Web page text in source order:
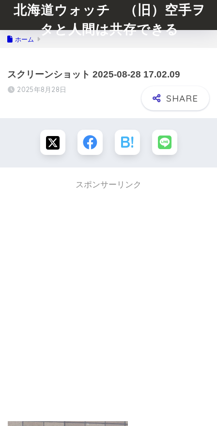
北海道ウォッチ （旧）空手ヲ
タと人間は共存できる
ホーム
スクリーンショット 2025-08-28 17.02.09
2025年8月28日
スポンサーリンク